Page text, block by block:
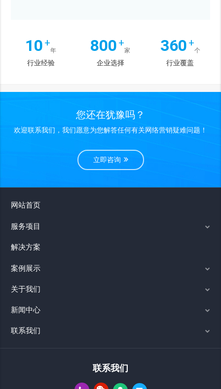
10 +
年
行业经验
800 +
家
企业选择
360 +
个
行业覆盖
您还在犹豫吗？
欢迎联系我们，我们愿意为您解答任何有关网络营销疑难问题！
立即咨询
网站首页
服务项目
解决方案
案例展示
关于我们
新闻中心
联系我们
联系我们